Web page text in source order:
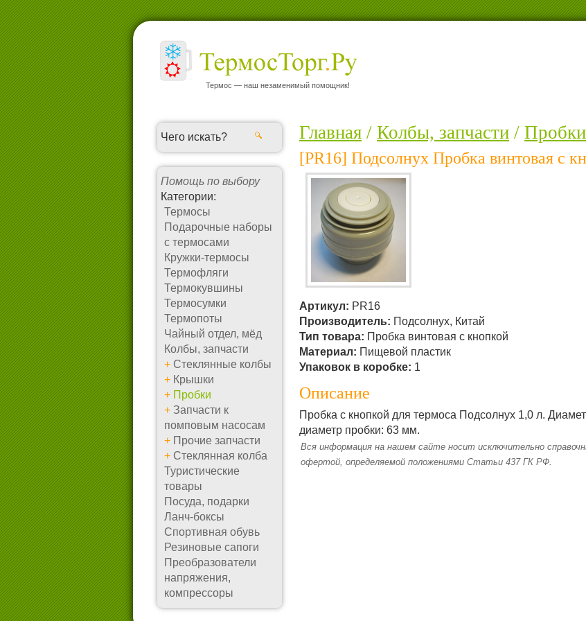
Термос — наш незаменимый помощник!
Помощь по выбору
Категории:
Термосы
Подарочные наборы
с термосами
Кружки-термосы
Термофляги
Термокувшины
Термосумки
Термопоты
Чайный отдел, мёд
Колбы, запчасти
+ Стеклянные колбы
+ Крышки
+ Пробки
+ Запчасти к
помповым насосам
+ Прочие запчасти
+ Стеклянная колба
Туристические
товары
Посуда, подарки
Ланч-боксы
Спортивная обувь
Резиновые сапоги
Преобразователи
напряжения,
компрессоры
Главная / Колбы, запчасти / Пробки
[PR16] Подсолнух Пробка винтовая с
Артикул: PR16
Производитель: Подсолнух, Китай
Тип товара: Пробка винтовая с кнопкой
Материал: Пищевой пластик
Упаковок в коробке: 1
Описание
Пробка с кнопкой для термоса Подсолнух 1,0 л.
диаметр пробки: 63 мм.
Вся информация на нашем сайте носит исключительно
офертой, определяемой положениями Статьи 437 ГК РФ.